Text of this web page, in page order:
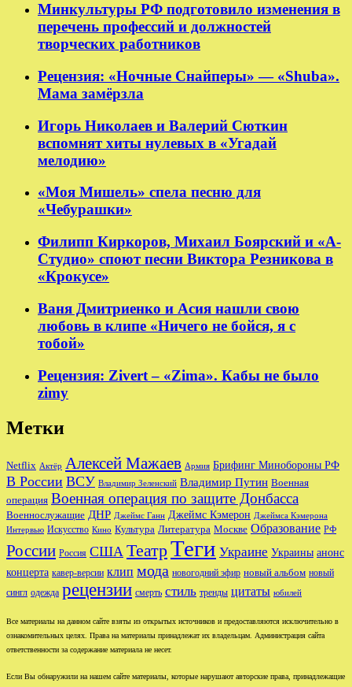
Минкультуры РФ подготовило изменения в
перечень профессий и должностей
творческих работников
Рецензия: «Ночные Снайперы» — «Shuba».
Мама замёрзла
Игорь Николаев и Валерий Сюткин
вспомнят хиты нулевых в «Угадай
мелодию»
«Моя Мишель» спела песню для
«Чебурашки»
Филипп Киркоров, Михаил Боярский и «А-
Студио» споют песни Виктора Резникова в
«Крокусе»
Ваня Дмитриенко и Асия нашли свою
любовь в клипе «Ничего не бойся, я с
тобой»
Рецензия: Zivert – «Zima». Кабы не было
zimy
Метки
Netflix Актёр Алексей Мажаев Армия Брифинг Минобороны РФ
В России ВСУ Владимир Зеленский Владимир Путин Военная
операция Военная операция по защите Донбасса
Военнослужащие ДНР Джеймс Ганн Джеймс Кэмерон Джеймса Кэмерона
Интервью Искусство Кино Культура Литература Москве Образование РФ
России Россия США ТеатрТеги Украине Украины анонс
концерта кавер-версии клип мода новогодний эфир новый альбом новый
сингл одежда рецензии смерть стиль тренды цитаты юбилей
Все материалы на данном сайте взяты из открытых источников и предоставляются исключительно в
ознакомительных целях. Права на материалы принадлежат их владельцам. Администрация сайта
ответственности за содержание материала не несет.
Если Вы обнаружили на нашем сайте материалы, которые нарушают авторские права, принадлежащие